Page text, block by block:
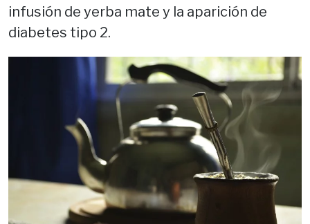
infusión de yerba mate y la aparición de
diabetes tipo 2.